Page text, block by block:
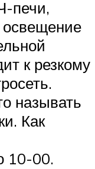
печи,
освещение
к резкому
называть
Как
10-00.